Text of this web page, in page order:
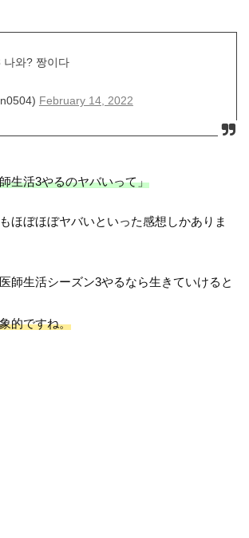
나와? 짱이다
February 14, 2022
生活3やるのヤバいって」
ほぼほぼヤバいといった感想しかありま
師生活シーズン3やるなら生きていけると
的ですね。